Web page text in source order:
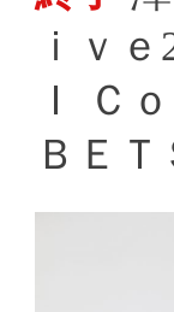
ｉｖ
Ｉ Ｃ
ＢＥ